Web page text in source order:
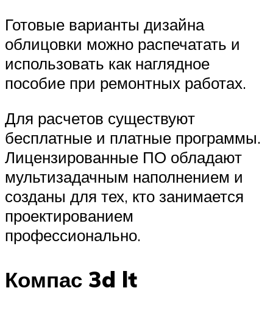
Готовые варианты дизайна
облицовки можно распечатать и
использовать как наглядное
пособие при ремонтных работах.
Для расчетов существуют
бесплатные и платные программы.
Лицензированные ПО обладают
мультизадачным наполнением и
созданы для тех, кто занимается
проектированием
профессионально.
Компас 3d lt